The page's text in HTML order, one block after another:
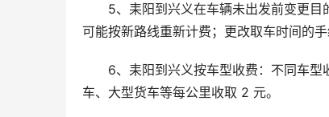
5、耒阳到兴义在车辆未出发前变更
可能按新路线重新计费；更改取车时间的
6、耒阳到兴义按车型收费：不同车
车、大型货车等每公里收取 2 元。